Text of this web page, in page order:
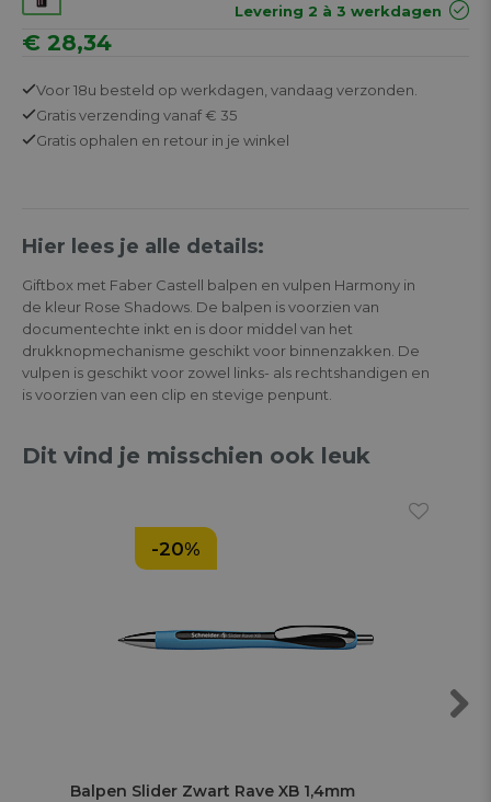
Levering 2 à 3 werkdagen
€ 28,34
Voor 18u besteld op werkdagen, vandaag verzonden.
Gratisverzending vanaf € 35
Gratis ophalen en retour in je winkel
Hier lees je alle details:
Giftbox met Faber Castell balpen en vulpen Harmony in
de kleur Rose Shadows. De balpen is voorzien van
documentechte inkt en is door middel van het
drukknopmechanisme geschikt voor binnenzakken. De
vulpen is geschikt voor zowel links- als rechtshandigen en
is voorzien van een clip en stevige penpunt.
Dit vind je misschien ook leuk
-20%
Balpen Slider Zwart Rave XB 1,4mm